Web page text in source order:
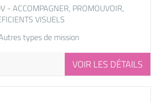
- ACCOMPAGNER, PROMOUVOIR,
VISUELS
types de mission
VOIR LES DÉTAILS